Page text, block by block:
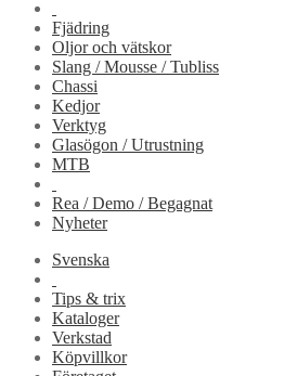
Fjädring
Oljor och vätskor
Slang / Mousse / Tubliss
Chassi
Kedjor
Verktyg
Glasögon / Utrustning
MTB
Rea / Demo / Begagnat
Nyheter
Svenska
Tips & trix
Kataloger
Verkstad
Köpvillkor